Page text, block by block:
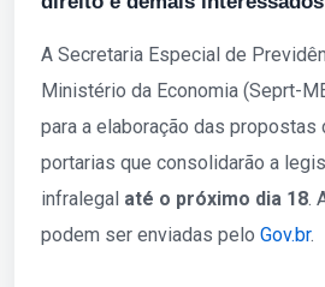
A Secretaria Especial de
Ministério da Economia (Seprt-
para a elaboração das propostas
portarias que consolidarão a
infralegal até o próximo dia 18.
podem ser enviadas pelo Gov.br.